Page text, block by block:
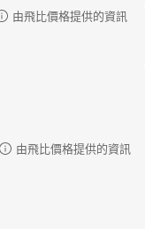
由飛比價格提供的資訊
由飛比價格提供的資訊